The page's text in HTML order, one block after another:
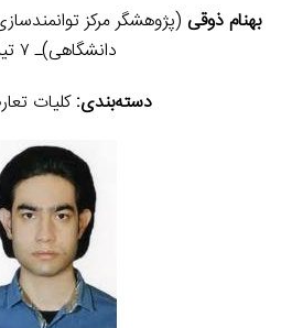
بهنام ذوقی (پژوهشگر مرکز
دانشگاهی)‏ـ ۷ تیر ۹۹
دسته‌بندی:کلیات